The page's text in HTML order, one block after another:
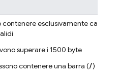
contenere esclusivamente caratteri
superare i 1500 byte
contenere una barra (/)